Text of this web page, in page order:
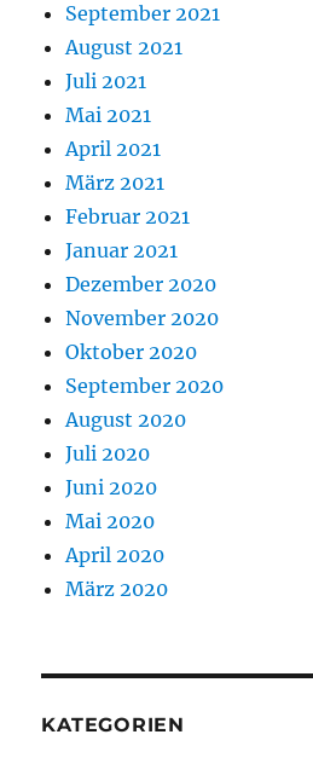
September 2021
August 2021
Juli 2021
Mai 2021
April 2021
März 2021
Februar 2021
Januar 2021
Dezember 2020
November 2020
Oktober 2020
September 2020
August 2020
Juli 2020
Juni 2020
Mai 2020
April 2020
März 2020
KATEGORIEN